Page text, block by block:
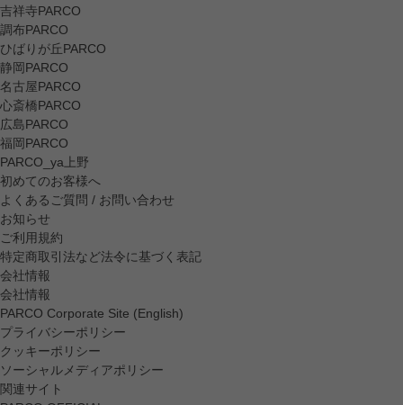
吉祥寺PARCO
調布PARCO
ひばりが丘PARCO
静岡PARCO
名古屋PARCO
心斎橋PARCO
広島PARCO
福岡PARCO
PARCO_ya上野
初めてのお客様へ
よくあるご質問 / お問い合わせ
お知らせ
ご利用規約
特定商取引法など法令に基づく表記
会社情報
会社情報
PARCO Corporate Site (English)
プライバシーポリシー
クッキーポリシー
ソーシャルメディアポリシー
関連サイト